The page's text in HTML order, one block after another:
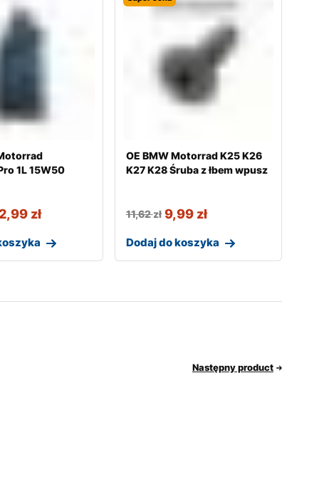
1L 15W50
zł
OE BMW Motorrad K25 K26
K27 K28 Śruba z łbem wpusz
11,62zł 9,99 zł
Dodaj do koszyka
Następny product